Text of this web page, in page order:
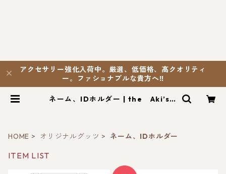
アクセサリー強化入荷中。厳選、低価格、髙クオリティ
ー。ファショナブルな貴方へ‼️
ネーム、IDホルダー | the Aki’s b
HOME オリジナルグッツ ネーム、IDホルダー
ITEM LIST